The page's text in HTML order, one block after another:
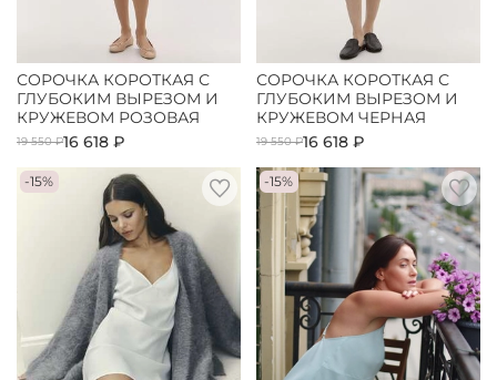
СОРОЧКА КОРОТКАЯ С
ГЛУБОКИМ ВЫРЕЗОМ И
КРУЖЕВОМ РОЗОВАЯ
19 550 ₽16 618 ₽
СОРОЧКА КОРОТКАЯ С
ГЛУБОКИМ ВЫРЕЗОМ И
КРУЖЕВОМ ЧЕРНАЯ
19 550 ₽16 618 ₽
-15% -15%